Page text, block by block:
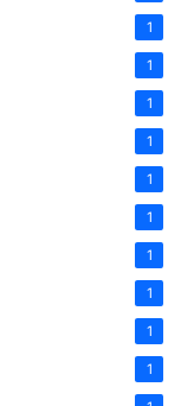
1
1
1
1
1
1
1
1
1
1